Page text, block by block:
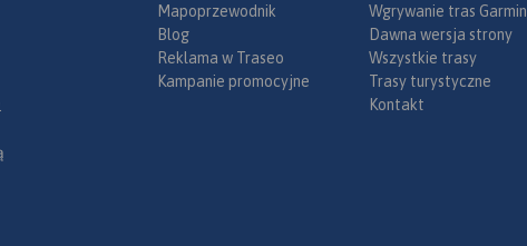
Mapoprzewodnik
Blog
Reklama w Traseo
Kampanie promocyjne
Wgrywanie tras Garmin
Dawna wersja strony
Wszystkie trasy
Trasy turystyczne
Kontakt